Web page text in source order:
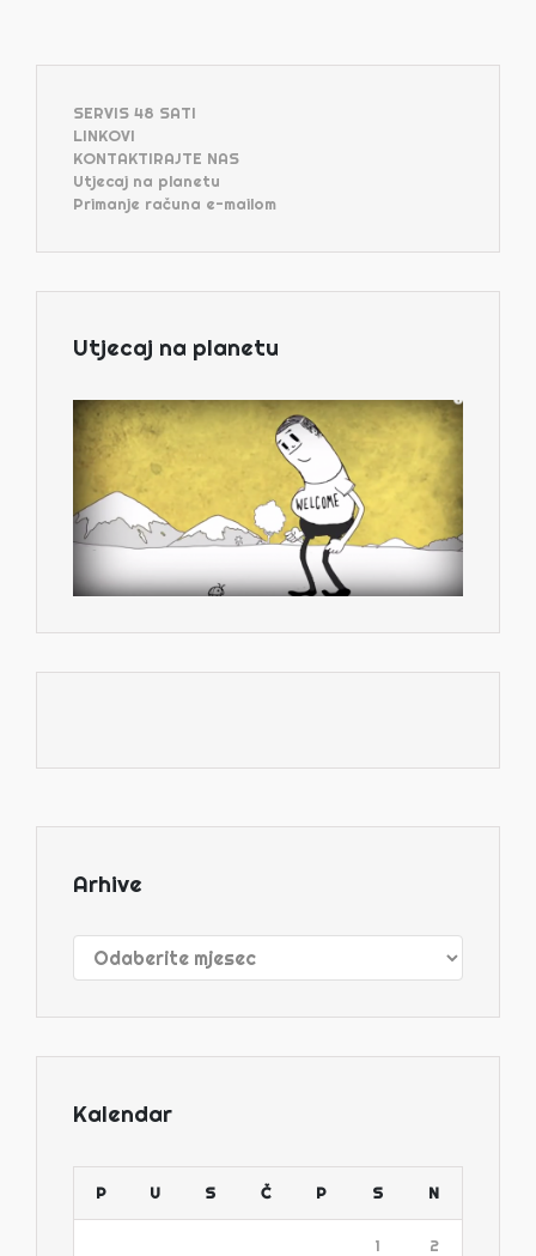
SERVIS 48 SATI
LINKOVI
KONTAKTIRAJTE NAS
Utjecaj na planetu
Primanje računa e-mailom
Utjecaj na planetu
Arhive
Kalendar
P U S Č P S N
1 2